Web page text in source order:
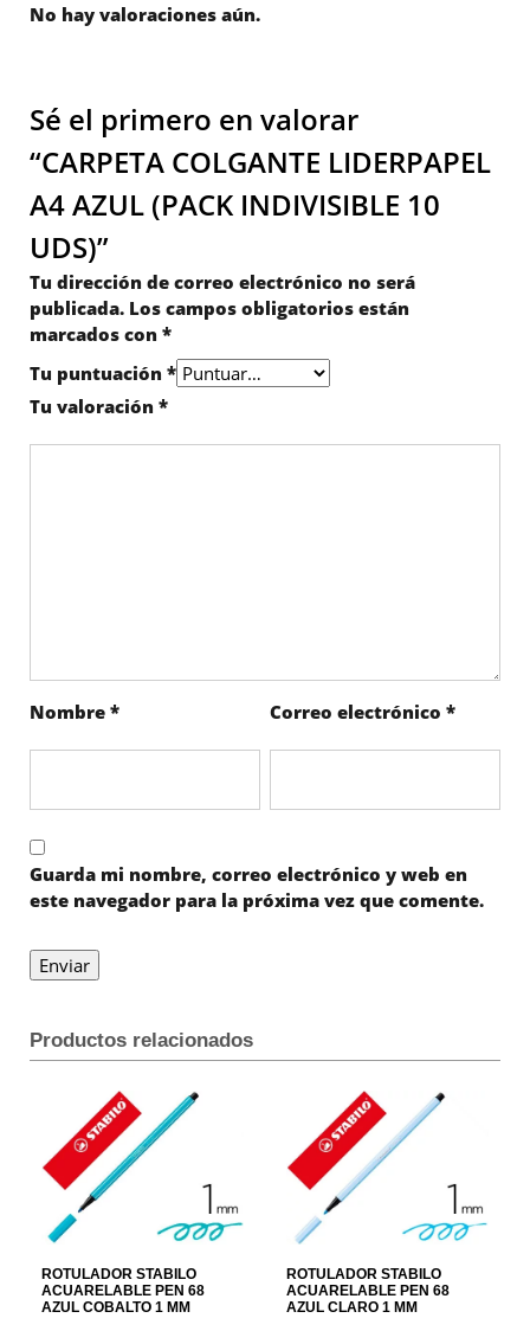
No hay valoraciones aún.
Sé el primero en valorar
“CARPETA COLGANTE LIDERPAPEL
A4 AZUL (PACK INDIVISIBLE 10
UDS)”
Tu dirección de correo electrónico no será
publicada. Los campos obligatorios están
marcados con*
Tu puntuación*
Tu valoración*
Nombre* Correo electrónico *
Guarda mi nombre, correo electrónico y web en
este navegador para la próxima vez que comente.
Productos relacionados
ROTULADOR STABILO
ACUARELABLE PEN 68
AZUL COBALTO 1 MM
ROTULADOR STABILO
ACUARELABLE PEN 68
AZUL CLARO 1 MM